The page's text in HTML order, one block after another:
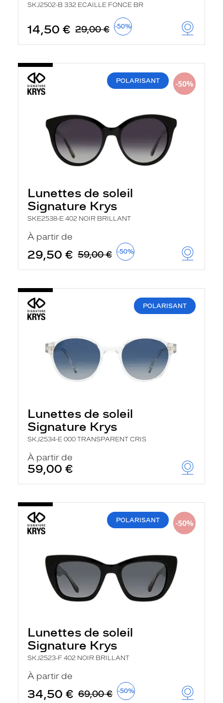
SKJ2502-B 332 ECAILLE FONCE BR
14,50 € 29,00 € -50%
POLARISANT
Lunettes de soleil
Signature Krys
SKE2538-E 402 NOIR BRILLANT
À partir de
29,50 € 59,00 € -50%
POLARISANT
Lunettes de soleil
Signature Krys
SKJ2534-E 000 TRANSPARENT CRIS
À partir de
59,00 €
POLARISANT
Lunettes de soleil
Signature Krys
SKJ2523-F 402 NOIR BRILLANT
À partir de
34,50 € 69,00 € -50%